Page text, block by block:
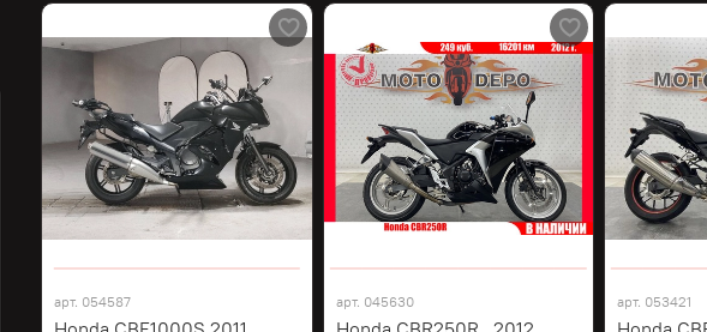
арт. 054587 арт. 045630 арт. 053421